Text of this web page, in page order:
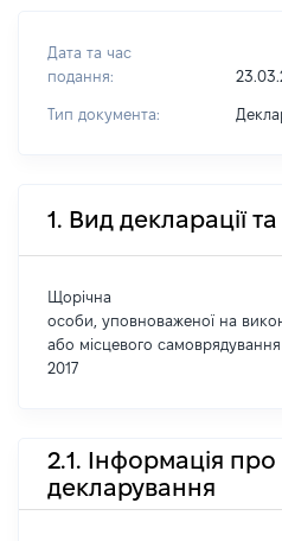
Дата та час
подання:
Тип документа:
1. Вид декларації
Щорічна
особи, уповноваженої на
або місцевого
2017
2.1. Інформація про
декларування